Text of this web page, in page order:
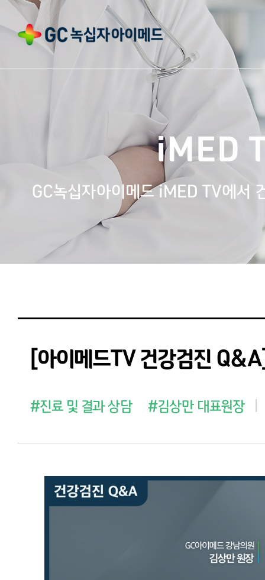
iMED
GC녹십자아이메드 iMED TV에서
[아이메드TV 건강검진
#진료 및 결과 상담 #김상만 대표원장